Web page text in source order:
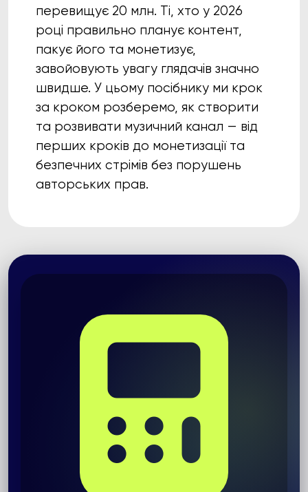
перевищує 20 млн. Ті, хто у 2026
році правильно планує контент,
пакує його та монетизує,
завойовують увагу глядачів значно
швидше. У цьому посібнику ми крок
за кроком розберемо, як створити
та розвивати музичний канал — від
перших кроків до монетизації та
безпечних стрімів без порушень
авторських прав.